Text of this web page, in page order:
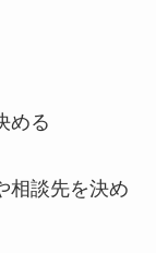
める
相談先を決め